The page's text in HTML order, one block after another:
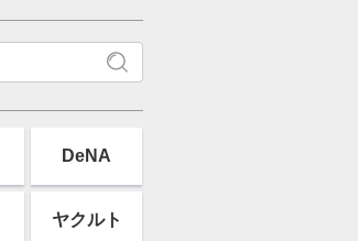
DeNA
ヤクルト